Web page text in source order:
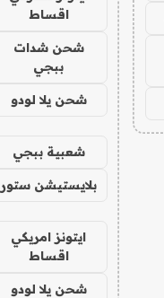
اقساط
شحن شدات
ببجي
شحن يلا لودو
شعبية ببجي
بلايستيشن ستور
ايتونز امريكي
اقساط
شحن يلا لودو